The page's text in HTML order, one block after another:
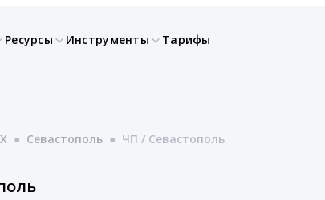
Ресурсы Инструменты Тарифы
● Севастополь ● ЧП / Севастополь